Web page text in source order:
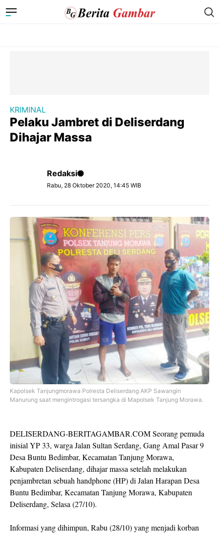
KRIMINAL
Pelaku Jambret di Deliserdang
Dihajar Massa
Redaksi
Rabu, 28 Oktober 2020, 14:45 WIB
Kapolsek Tanjungmorawa Polresta Deliserdang AKP Sawangin
Manurung saat mengintrogasi tersangka di Mapolsek Tanjung Morawa.
DELISERDANG-BERITAGAMBAR.COM Seorang pemuda
inisial YP 33, warga Jalan Sultan Serdang, Gang Amal Pasar 9
Desa Buntu Bedimbar, Kecamatan Tanjung Morawa,
Kabupaten Deliserdang, dihajar massa setelah melakukan
penjambretan sebuah handphone (HP) di Jalan Harapan Desa
Buntu Bedimbar, Kecamatan Tanjung Morawa, Kabupaten
Deliserdang, Selasa (27/10).
Informasi yang dihimpun, Rabu (28/10) yang menjadi korban